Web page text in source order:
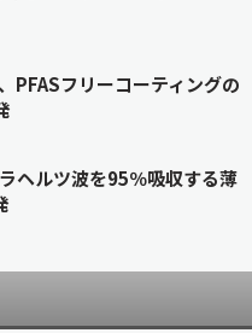
PFASフリーコーティングの
ヘルツ波を95％吸収する薄